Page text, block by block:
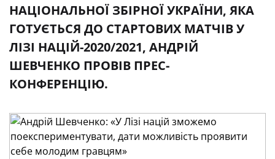
НАЦІОНАЛЬНОЇ ЗБІРНОЇ УКРАЇНИ, ЯКА
ГОТУЄТЬСЯ ДО СТАРТОВИХ МАТЧІВ У
ЛІЗІ НАЦІЙ-2020/2021, АНДРІЙ
ШЕВЧЕНКО ПРОВІВ ПРЕС-
КОНФЕРЕНЦІЮ.